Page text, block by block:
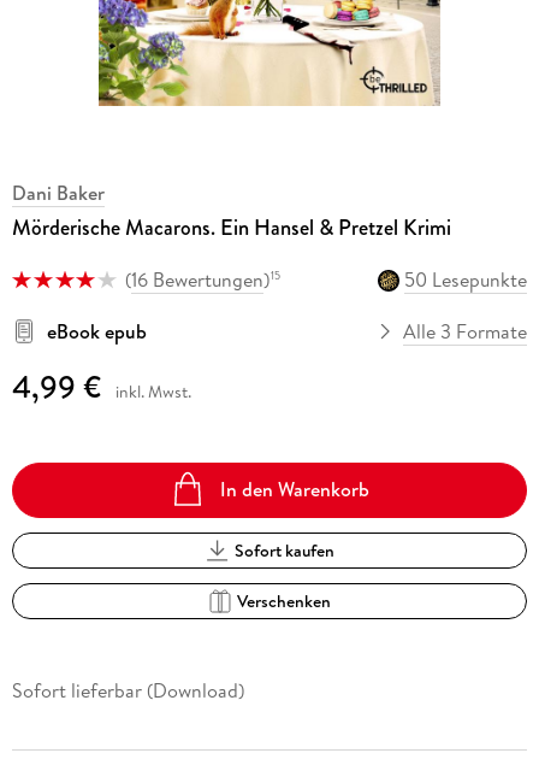
Dani Baker
Mörderische Macarons. Ein Hansel & Pretzel Krimi
(16 Bewertungen)15
50 Lesepunkte
eBook epub
Alle 3 Formate
4,99 € inkl. Mwst.
In den Warenkorb
Sofort kaufen
Verschenken
Sofort lieferbar (Download)